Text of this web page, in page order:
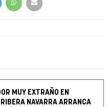
MUY EXTRAÑO EN
NAVARRA ARRANCA